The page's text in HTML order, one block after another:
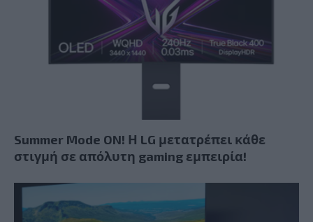
Summer Mode ON! Η LG μετατρέπει κάθε
στιγμή σε απόλυτη gaming εμπειρία!